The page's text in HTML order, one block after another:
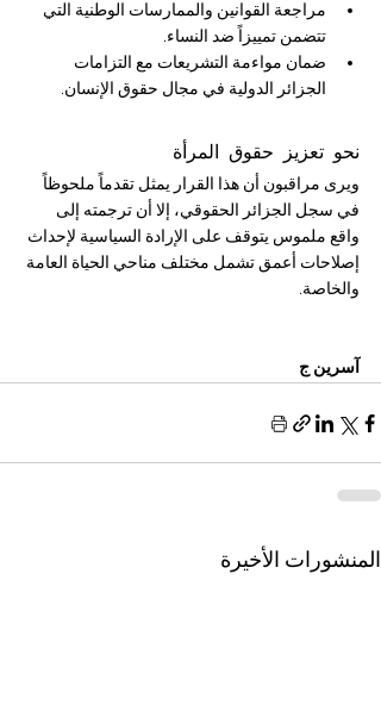
مراجعة القوانين والممارسات الوطنية التي
تتضمن تمييزاً ضد النساء.
ضمان مواءمة التشريعات مع التزامات
الجزائر الدولية في مجال حقوق الإنسان.
نحو تعزيز حقوق المرأة
ويرى مراقبون أن هذا القرار يمثل تقدماً ملحوظاً
في سجل الجزائر الحقوقي، إلا أن ترجمته إلى
واقع ملموس يتوقف على الإرادة السياسية لإحداث
إصلاحات أعمق تشمل مختلف مناحي الحياة العامة
والخاصة.
آسرين ج
المنشورات الأخيرة